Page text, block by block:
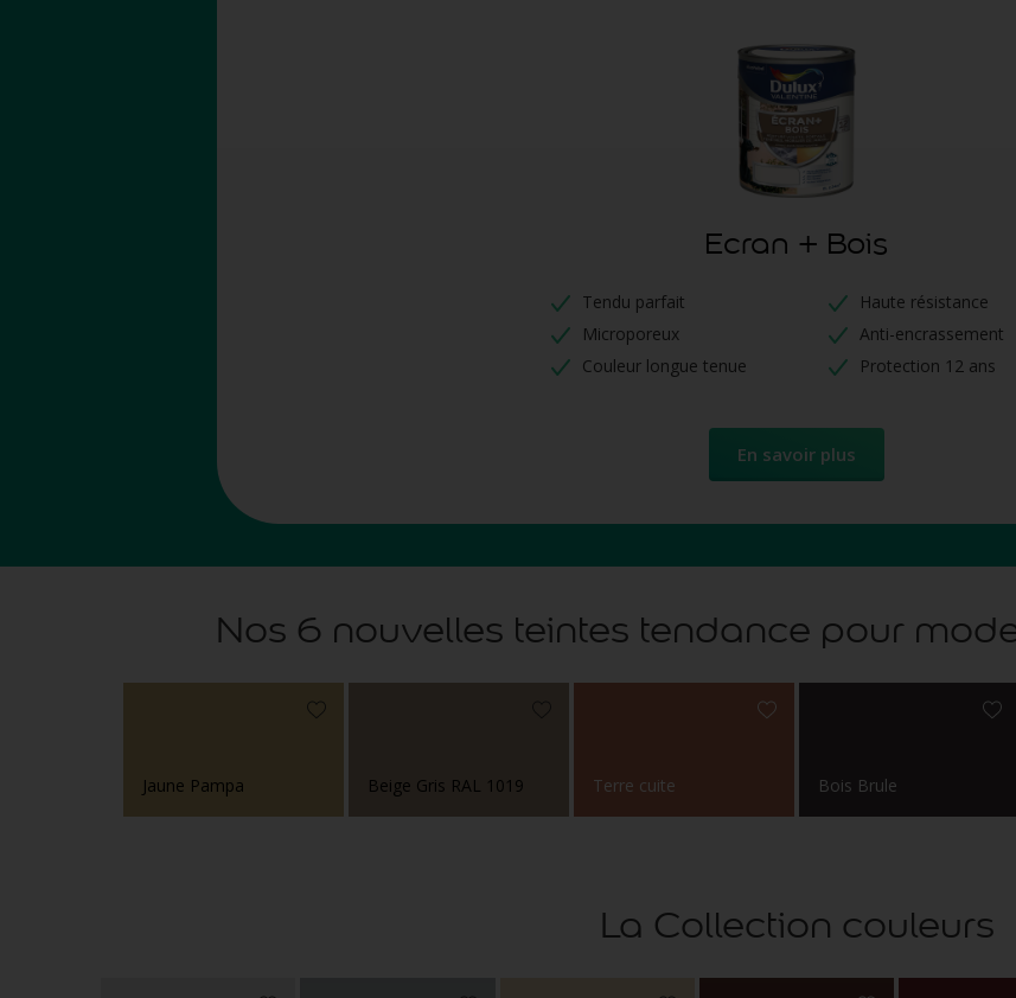
Ecran + Bois
Tendu parfait
Haute résistance
Microporeux
Anti-encrassement
Couleur longue tenue
Protection 12 ans
En savoir plus
Nos 6 nouvelles teintes tendance pour
Jaune Pampa Beige Gris RAL 1019 Terre cuite Bois Brule
La Collection couleurs